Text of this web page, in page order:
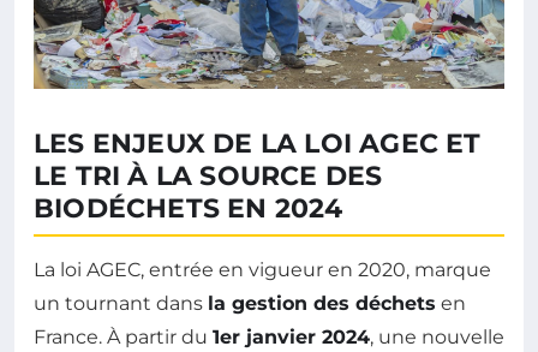
LES ENJEUX DE LA LOI AGEC ET
LE TRI À LA SOURCE DES
BIODÉCHETS EN 2024
La loi AGEC, entrée en vigueur en 2020, marque
un tournant dans la gestion des déchets en
France. À partir du 1er janvier 2024, une nouvelle